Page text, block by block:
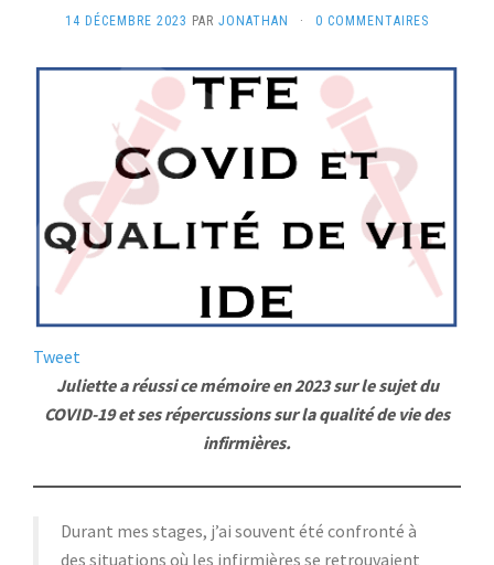
14 DÉCEMBRE 2023 PAR JONATHAN · 0 COMMENTAIRES
Tweet
Juliette a réussi ce mémoire en 2023 sur le sujet du
COVID-19 et ses répercussions sur la qualité de vie des
infirmières.
Durant mes stages, j’ai souvent été confronté à
des situations où les infirmières se retrouvaient